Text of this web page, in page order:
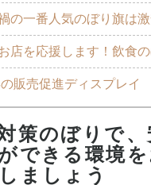
の一番人気のぼり旗は
店を応援します！飲食の
販売促進ディスプレイ
策のぼりで
できる環境
ましょう